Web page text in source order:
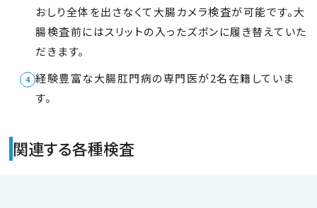
おしり全体を出さなくて大腸カメラ検査が可能です。大
腸検査前にはスリットの入ったズボンに履き替えていた
だきます。
経験豊富な大腸肛門病の専門医が2名在籍していま
す。
関連する各種検査